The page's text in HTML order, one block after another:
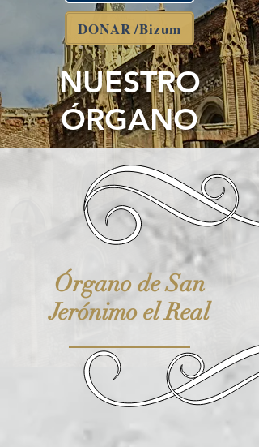
DONAR /Bizum
NUESTRO
ÓRGANO
Órgano de San
Jerónimo el Real